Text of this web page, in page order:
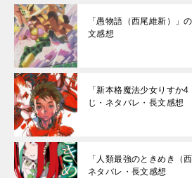
「愚物語（西尾維新）」
文感想
「新本格魔法少女りすか
じ・ネタバレ・長文感想
「人類最強のときめき（
ネタバレ・長文感想